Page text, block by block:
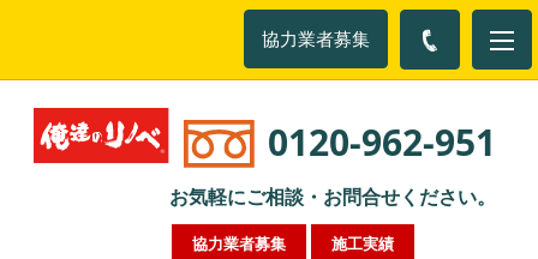
協力業者募集
0120-962-951
お気軽にご相談・お問合せください。
協力業者募集 施工実績